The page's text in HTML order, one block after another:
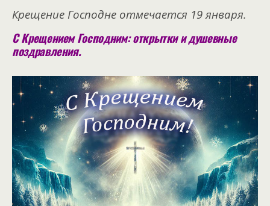
Крещение Господне отмечается 19 января.
С Крещением Господним: открытки и душевные
поздравления.